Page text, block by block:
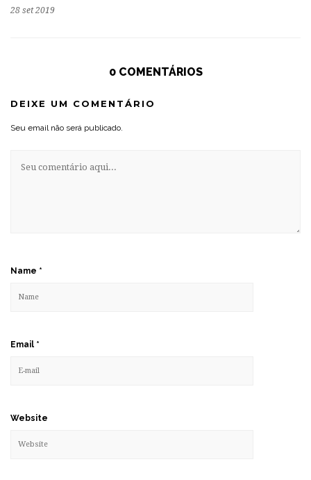
28 set 2019
0 COMENTÁRIOS
DEIXE UM COMENTÁRIO
Seu email não será publicado.
Name *
Email *
Website